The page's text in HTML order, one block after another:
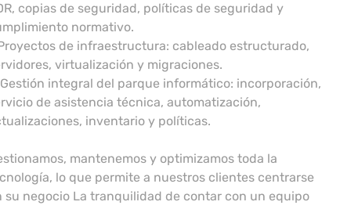
copias de seguridad, políticas de seguridad y
normativo.
de infraestructura: cableado estructurado,
virtualización y migraciones.
integral del parque informático: incorporación,
de asistencia técnica, automatización,
inventario y políticas.
mantenemos y optimizamos toda la
lo que permite a nuestros clientes centrarse
su negocio La tranquilidad de contar con un equipo